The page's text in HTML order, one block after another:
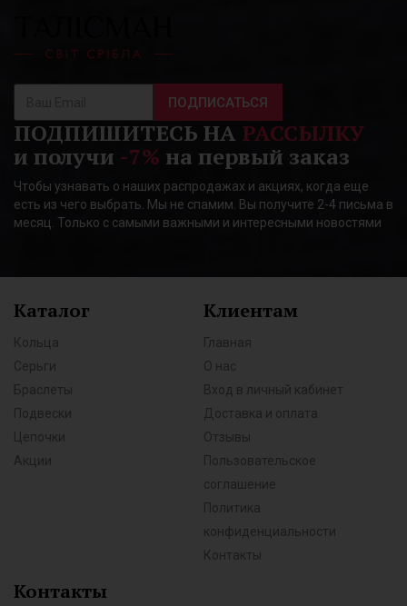
ПОДПИСАТЬСЯ
ПОДПИШИТЕСЬ НА РАССЫЛКУ
и получи -7% на первый заказ
Чтобы узнавать о наших распродажах и акциях, когда еще
есть из чего выбрать. Мы не спамим. Вы получите 2-4 письма в
месяц. Только с самыми важными и интересными новостями
Каталог
Кольца
Серьги
Браслеты
Подвески
Цепочки
Акции
Клиентам
Главная
О нас
Вход в личный кабинет
Доставка и оплата
Отзывы
Пользовательское
соглашение
Политика
конфиденциальности
Контакты
Контакты